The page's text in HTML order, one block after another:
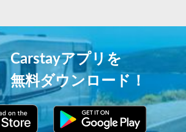
Carstayアプリを
無料ダウンロード！